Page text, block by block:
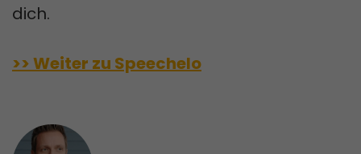
dich.
>> Weiter zu Speechelo